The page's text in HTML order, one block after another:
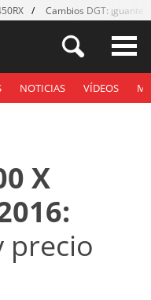
Cambios DGT: ¡guantes!
NOTICIAS VÍDEOS
X
precio